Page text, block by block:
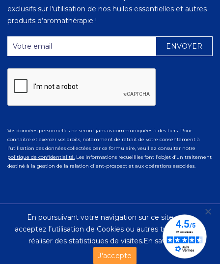
exclusifs sur l'utilisation de nos huiles essentielles et autres
produits d’aromathérapie !
Vos données personnelles ne seront jamais communiquées à des tiers. Pour
connaître et exercer vos droits, notamment de retrait de votre consentement à
l’utilisation des données collectées par ce formulaire, veuillez consulter notre
politique de confidentialité. Les informations recueillies font l’objet d’un traitement
destiné à la gestion de la relation client-prospect et aux opérations associées.
© 2023 Ad Naturam | Mentions Légales
Politique de
Confidentialité
En poursuivant votre navigation sur ce site, vous
acceptez l’utilisation de Cookies ou autres traceurs pour
réaliser des statistiques de visites.En savoir plus.
J'accepte